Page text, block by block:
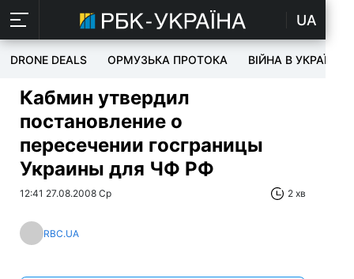
UA
DRONE DEALS ОРМУЗЬКА ПРОТОКА ВІЙНА В УКРАЇНІ
Кабмин утвердил
постановление о
пересечении госграницы
Украины для ЧФ РФ
12:41 27.08.2008 Ср 2 хв
RBC.UA